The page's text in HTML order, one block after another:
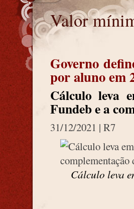
Valor
Governo
por aluno em
Cálculo leva
Fundeb e a
31/12/2021 | R7
Cálculo leva